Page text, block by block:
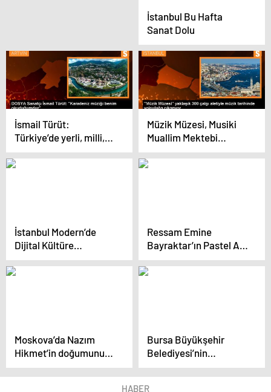
İstanbul Bu Hafta
Sanat Dolu
İsmail Türüt:
Türkiye’de yerli, milli,
Müslüman, Anadolulu
isen şöhret olma
Müzik Müzesi, Musiki
Muallim Mektebi
binasında açıldı
İstanbul Modern’de
Dijital Kültüre
Odaklanan Sergi Açıldı
Ressam Emine
Bayraktar’ın Pastel At
Tutkusu Sergisi
İstanbul’da Açıldı
Moskova’da Nazım
Hikmet’in doğumunun
122. yılı anma etkinliği
düzenlendi
Bursa Büyükşehir
Belediyesi’nin
öncülüğünde İkinci
Zaman Sergisi açıldı
HABER